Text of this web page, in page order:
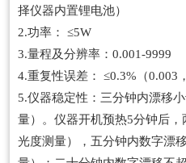
择仪器内置锂电池）
2.功率： ≤5W
3.量程及分辨率：0.001-9999
4.重复性误差： ≤0.3%（0.003
5.仪器稳定性：三分钟内漂移
量）。仪器开机预热5分钟后
光度测量），五分钟内数字漂